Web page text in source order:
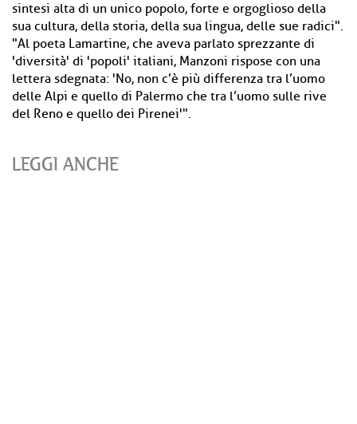
sintesi alta di un unico popolo, forte e orgoglioso della
sua cultura, della storia, della sua lingua, delle sue radici".
"Al poeta Lamartine, che aveva parlato sprezzante di
'diversità' di 'popoli' italiani, Manzoni rispose con una
lettera sdegnata: 'No, non c’è più differenza tra l’uomo
delle Alpi e quello di Palermo che tra l’uomo sulle rive
del Reno e quello dei Pirenei'".
LEGGI ANCHE